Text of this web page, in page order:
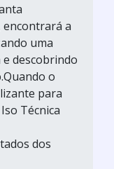
a
uma
descobrindo
o
para
Técnica
dos